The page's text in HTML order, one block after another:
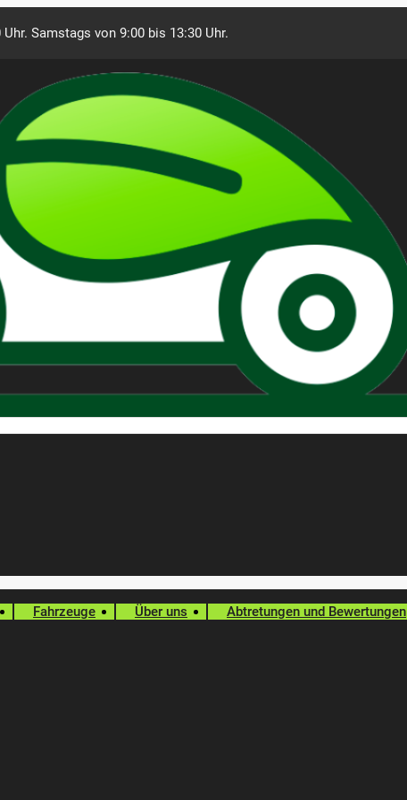
Samstags von 9:00 bis 13:30 Uhr.
Fahrzeuge Über uns Abtretungen und Bewertungen